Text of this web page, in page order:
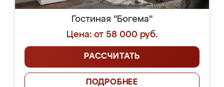
Гостиная "Богема"
Цена: от 58 000 руб.
РАССЧИТАТЬ
ПОДРОБНЕЕ